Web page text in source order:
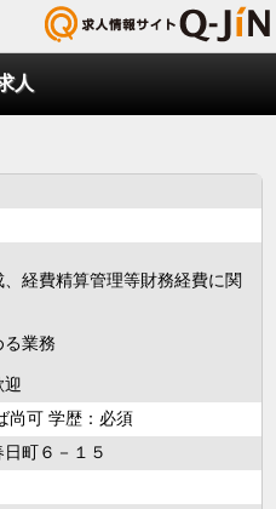
人
経費精算管理等財務経費に関
業務
迎
尚可 学歴：必須
町６－１５